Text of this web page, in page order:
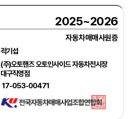
2025~2026
자동차매매사원증
곽기섭
(주)오토핸즈 오토인사이드 자동차전시장
대구직영점
17-053-00471